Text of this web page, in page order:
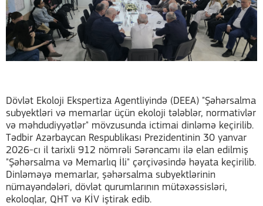
Dövlət Ekoloji Ekspertiza Agentliyində (DEEA) "Şəhərsalma
subyektləri və memarlar üçün ekoloji tələblər, normativlər
və məhdudiyyətlər" mövzusunda ictimai dinləmə keçirilib.
Tədbir Azərbaycan Respublikası Prezidentinin 30 yanvar
2026-cı il tarixli 912 nömrəli Sərəncamı ilə elan edilmiş
"Şəhərsalma və Memarlıq İli" çərçivəsində həyata keçirilib.
Dinləməyə memarlar, şəhərsalma subyektlərinin
nümayəndələri, dövlət qurumlarının mütəxəssisləri,
ekoloqlar, QHT və KİV iştirak edib.